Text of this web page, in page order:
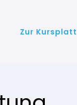
Zur